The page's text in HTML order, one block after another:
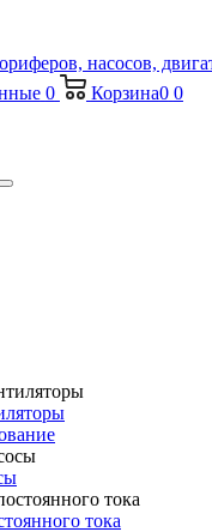
насосов,
0 Корзина0 0
тока